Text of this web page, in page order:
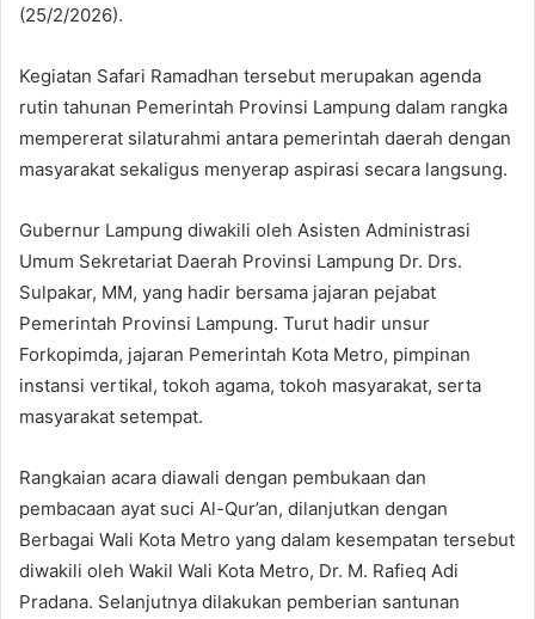
(25/2/2026).
Kegiatan Safari Ramadhan tersebut merupakan agenda
rutin tahunan Pemerintah Provinsi Lampung dalam rangka
mempererat silaturahmi antara pemerintah daerah dengan
masyarakat sekaligus menyerap aspirasi secara langsung.
Gubernur Lampung diwakili oleh Asisten Administrasi
Umum Sekretariat Daerah Provinsi Lampung Dr. Drs.
Sulpakar, MM, yang hadir bersama jajaran pejabat
Pemerintah Provinsi Lampung. Turut hadir unsur
Forkopimda, jajaran Pemerintah Kota Metro, pimpinan
instansi vertikal, tokoh agama, tokoh masyarakat, serta
masyarakat setempat.
Rangkaian acara diawali dengan pembukaan dan
pembacaan ayat suci Al-Qur’an, dilanjutkan dengan
Berbagai Wali Kota Metro yang dalam kesempatan tersebut
diwakili oleh Wakil Wali Kota Metro, Dr. M. Rafieq Adi
Pradana. Selanjutnya dilakukan pemberian santunan